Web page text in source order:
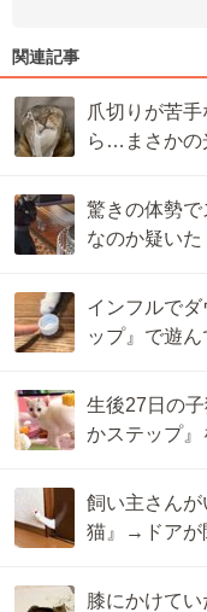
関連記事
爪切りが苦
ら…まさか
驚きの体勢
なのか疑い
インフルで
ップ』で遊
生後27日の
かステップ
飼い主さん
猫』→ドアが
膝にかけて